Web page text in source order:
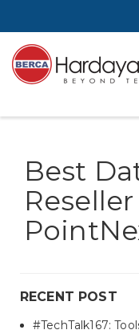
Best
RECENT POST
#TechTalk167: